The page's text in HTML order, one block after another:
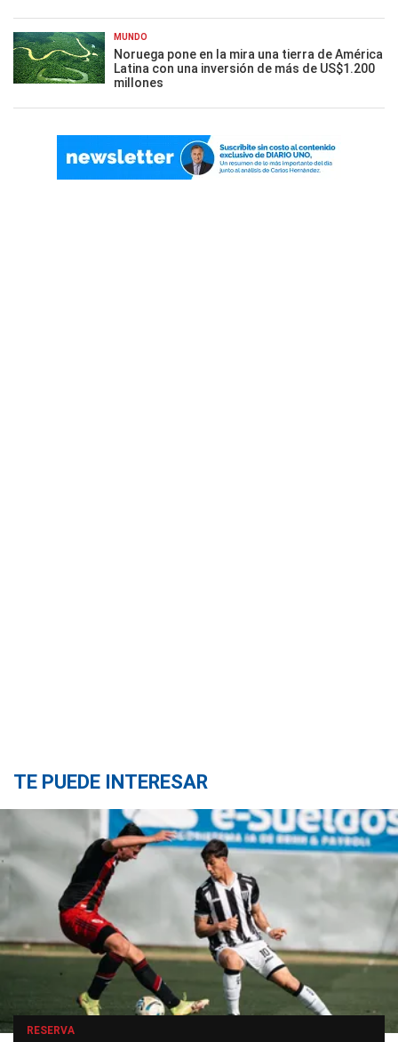
MUNDO
Noruega pone en la mira una tierra de América
Latina con una inversión de más de US$1.200
millones
TE PUEDE INTERESAR
RESERVA